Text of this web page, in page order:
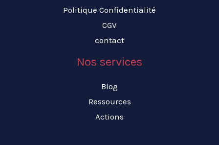
Politique Confidentialité
CGV
contact
Nos services
Blog
Ressources
Actions